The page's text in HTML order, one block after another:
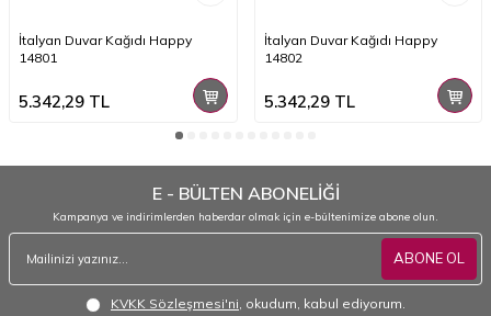
İtalyan Duvar Kağıdı Happy
14801
5.342,29 TL
İtalyan Duvar Kağıdı Happy
14802
5.342,29TL
E - BÜLTEN ABONELİĞİ
Kampanya ve indirimlerden haberdar olmak için e-bültenimize abone olun.
ABONE OL
KVKK Sözleşmesi'ni , okudum, kabul ediyorum.